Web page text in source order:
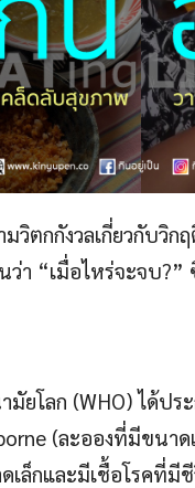
วิตกกังวลเกี่ยวกับวิ
า “เมื่อไหร่จะจบ
มัยโลก (WHO) ได้ป
(ละอองที่มีขนา
ล็กและมีเชื้อโรคที่มี